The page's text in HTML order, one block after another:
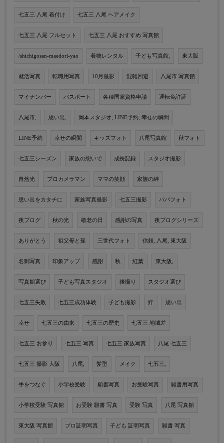
七五三 八尾 着付け 七五三 八尾 ヘアメイク
七五三 八尾 フルセット 七五三 八尾 おすすめ 写真館
/shichigosan-maedori-yao 着物レンタル 子ども写真館, 東大阪
就活写真 転職用写真 10月撮影 混雑回避 八尾市 写真館
マイナンバー パスポート 各種国家資格申請 運転免許証
八尾市, 思い出, 岡本スタジオ, LINE予約, 幸せの瞬間
LINE予約 幸せの瞬間 キッズフォト 八尾写真館 秋フォト
七五三シーズン 家族の想いで 成長記録 スタジオ撮影
自然光 プロカメラマン ママの笑顔 家族の絆
思い出をカタチに 家族写真撮影 七五三撮影 パパフォト
夜ブログ 秋の光 敬老の日 感謝の写真 夜ブログシリーズ
ありがとう 祖父母と孫 三世代フォト 信頼, 八尾, 東大阪
名刺写真 印象アップ 感謝 秋 紅葉 東大阪,
写真館選び 子ども写真スタジオ 後撮り スタジオ選び
七五三失敗 七五三成功体験 子ども撮影 絆 思い出
幸せ 七五三の由来 七五三の歴史 七五三 地域差
七五三 お参り 七五三 写真 七五三 家族写真 八尾 七五三
七五三 撮影 大阪 八尾, 髪型 メイク 七五三,
手をつなぐ 小学校受験 願書写真 お受験写真 願書用写真
小学校受験 写真館 お受験 願書 写真 受験 写真 八尾 写真館
東大阪 写真館 プロ証明写真 子ども 証明写真 願書 写真